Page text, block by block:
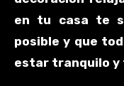
en tu casa te
posible y que
estar tranquilo y